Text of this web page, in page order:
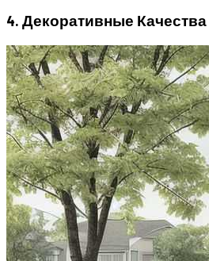
4. Декоративные Качества